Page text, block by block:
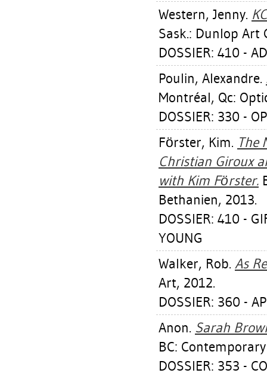
Western, Jenny.
Sask.: Dunlop Art
DOSSIER: 410 -
Poulin, Alexandre.
Montréal, Qc:
DOSSIER: 330 -
Förster, Kim. The
Christian Giroux
with Kim Förster.
Bethanien, 2013.
DOSSIER: 410 -
YOUNG
Walker, Rob. As
Art, 2012.
DOSSIER: 360 -
Anon. Sarah
BC:
DOSSIER: 353 -